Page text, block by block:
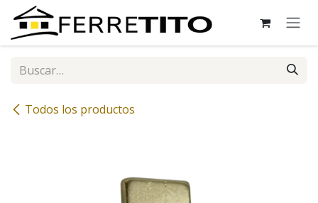
Ir al contenido
Todos los productos